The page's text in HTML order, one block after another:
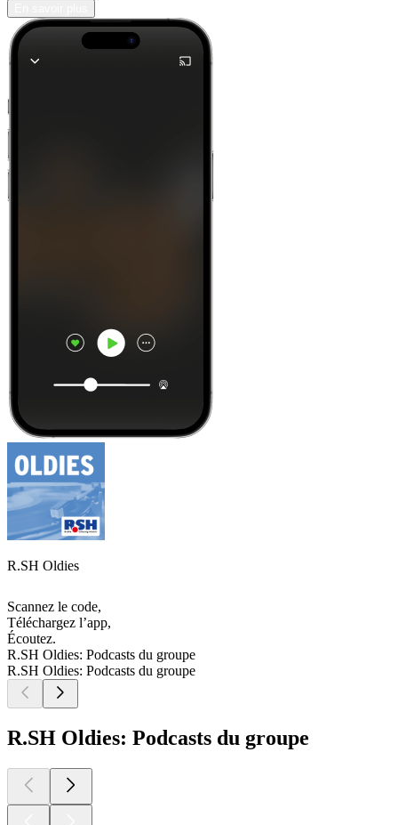
R.SH Oldies
Scannez le code,
Téléchargez l’app,
Écoutez.
R.SH Oldies: Podcasts du groupe
R.SH Oldies: Podcasts du groupe
R.SH Oldies: Podcasts du groupe